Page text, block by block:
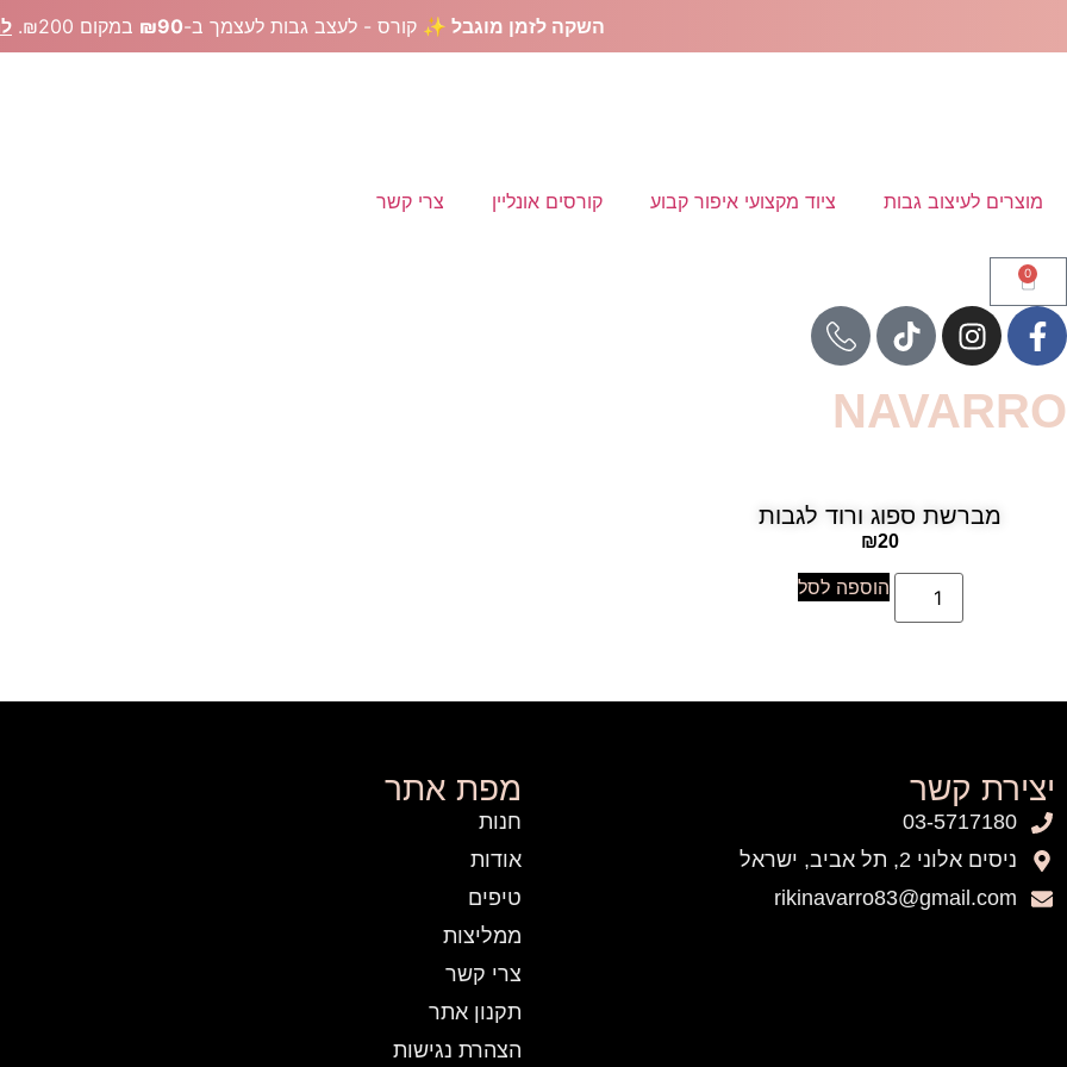
השקה לזמן מוגבל ✨ קורס - לעצב גבות לעצמך ב-₪90 במקום ₪200.
מוצרים לעיצוב גבות ציוד מקצועי איפור קבוע קורסים אונליין צרי קשר
0
NAVARRO
מברשת ספוג ורוד לגבות
₪20
הוספה לסל
יצירת קשר
03-5717180
ניסים אלוני 2, תל אביב, ישראל
rikinavarro83@gmail.com
מפת אתר
חנות
אודות
טיפים
ממליצות
צרי קשר
תקנון אתר
הצהרת נגישות